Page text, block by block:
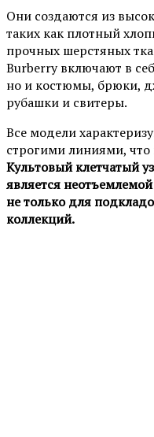
Они создаются из
таких как плотный
прочных шерстяных
Burberry включают в
но и костюмы, брюки,
рубашки и свитеры.
Все модели
строгими линиями,
Культовый клетчатый
является
не только для
коллекций.